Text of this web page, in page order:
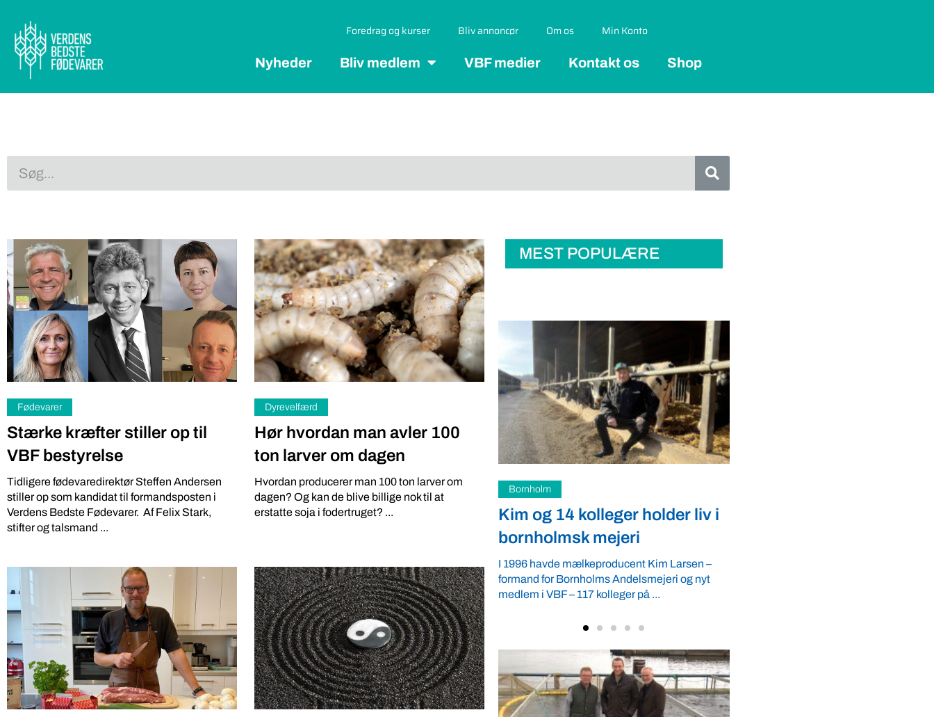
Foredrag og kurser Bliv annoncør Om os Min Konto
Nyheder Bliv medlem VBF medier Kontakt os Shop
Fødevarer
Stærke kræfter stiller op til
VBF bestyrelse
Tidligere fødevaredirektør Steffen Andersen
stiller op som kandidat til formandsposten i
Verdens Bedste Fødevarer. Af Felix Stark,
stifter og talsmand ...
Dyrevelfærd
Hør hvordan man avler 100
ton larver om dagen
Hvordan producerer man 100 ton larver om
dagen? Og kan de blive billige nok til at
erstatte soja i fodertruget? ...
MEST POPULÆRE
Fødevarer
Færdigretter får flere fisk i folk
godt. Det mener Lerøy ...
Bornholm
Kim og 14 kolleger holder liv i
I 1996 havde mælkeproducent Kim Larsen –
formand for Bornholms Andelsmejeri og nyt
medlem i VBF – 117 kolleger på ...
Landbrug
Skinnerupgaard lever fint med
verbale tæsk for åbenhed
Griseproducent Thomas Kristoffersen tager det
roligt, når Skinnerupgaard får verbale tæsk for
planer om udvidelser og åbenhed om